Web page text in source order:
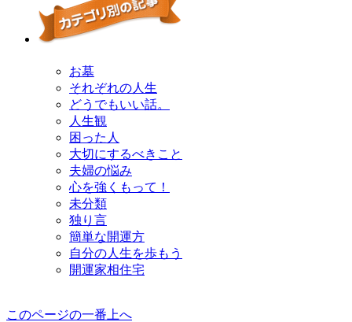
お墓
それぞれの人生
どうでもいい話。
人生観
困った人
大切にするべきこと
夫婦の悩み
心を強くもって！
未分類
独り言
簡単な開運方
自分の人生を歩もう
開運家相住宅
このページの一番上へ